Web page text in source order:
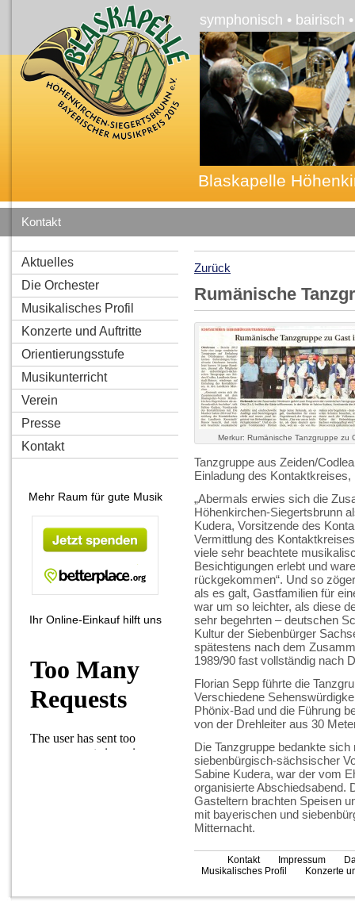
symphonisch • bairisch
Blaskapelle
Kontakt
Aktuelles
Die Orchester
Musikalisches Profil
Konzerte und Auftritte
Orientierungsstufe
Musikunterricht
Verein
Presse
Kontakt
Mehr Raum für gute Musik
Ihr Online-Einkauf hilft uns
Zurück
Rumänische
Merkur: Rumänische Tanzgruppe zu
Tanzgruppe aus Zeiden/
Einladung des
„Abermals erwies sich die
Höhenkirchen-Siegertsbrunn
Kudera, Vorsitzende des
Vermittlung des
viele sehr beachtete
Besichtigungen erlebt und
rückgekommen“. Und so
als es galt, Gastfamilien für
war um so leichter, als diese
sehr begehrten – deutschen
Kultur der Siebenbürger
spätestens nach dem
1989/90 fast vollständig nach
Florian Sepp führte die
Verschiedene
Phönix-Bad und die Führung
von der Drehleiter aus 30
Die Tanzgruppe bedankte
siebenbürgisch-sächsischer
Sabine Kudera, war der vom
organisierte Abschiedsabend.
Gasteltern brachten Speisen
mit bayerischen und
Mitternacht.
Kontakt Impressum
Musikalisches Profil
Konzerte